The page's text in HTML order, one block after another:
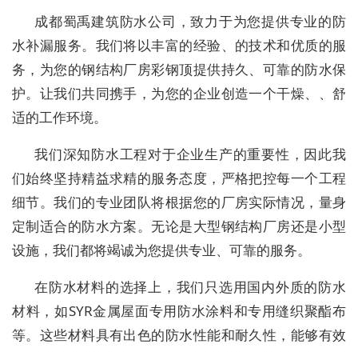
成都蜀禹建筑防水公司，致力于为您提供专业的防
水补漏服务。我们将以丰富的经验、的技术和优质的服
务，为您的钢结构厂房彩钢顶提供持久、可靠的防水保
护。让我们共同携手，为您的企业创造一个干燥、、舒
适的工作环境。
我们深知防水工程对于企业生产的重要性，因此我
们始终坚持精益求精的服务态度，严格把控每一个工程
细节。我们的专业团队将根据您的厂房实际情况，量身
定制适合的防水方案。无论是大型钢结构厂房还是小型
设施，我们都将竭诚为您提供专业、可靠的服务。
在防水材料的选择上，我们只选用国内外质的防水
材料，如SYR金属屋面专用防水涂料和专用缝织聚酯布
等。这些材料具有出色的防水性能和耐久性，能够有效